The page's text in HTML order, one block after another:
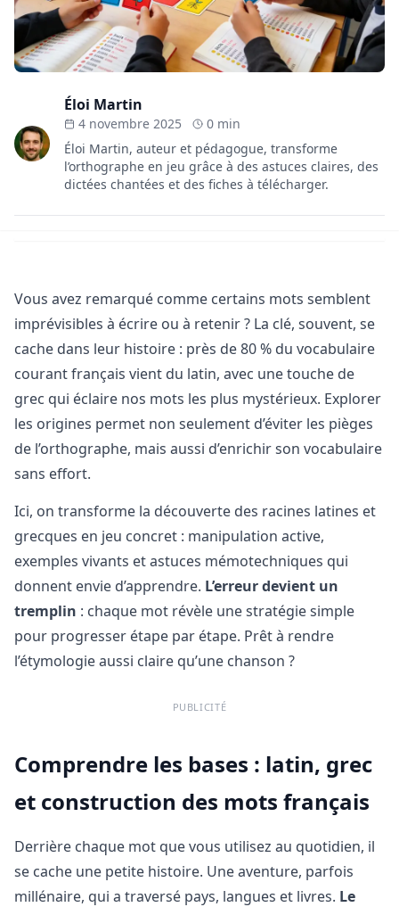
Éloi Martin
4 novembre 2025
0 min
Éloi Martin, auteur et pédagogue, transforme
l’orthographe en jeu grâce à des astuces claires, des
dictées chantées et des fiches à télécharger.
Vous avez remarqué comme certains mots semblent
imprévisibles à écrire ou à retenir ? La clé, souvent, se
cache dans leur histoire : près de 80 % du vocabulaire
courant français vient du latin, avec une touche de
grec qui éclaire nos mots les plus mystérieux. Explorer
les origines permet non seulement d’éviter les pièges
de l’orthographe, mais aussi d’enrichir son vocabulaire
sans effort.
Ici, on transforme la découverte des racines latines et
grecques en jeu concret : manipulation active,
exemples vivants et astuces mémotechniques qui
donnent envie d’apprendre. L’erreur devient un
tremplin : chaque mot révèle une stratégie simple
pour progresser étape par étape. Prêt à rendre
l’étymologie aussi claire qu’une chanson ?
PUBLICITÉ
Comprendre les bases : latin, grec
et construction des mots français
Derrière chaque mot que vous utilisez au quotidien, il
se cache une petite histoire. Une aventure, parfois
millénaire, qui a traversé pays, langues et livres. Le